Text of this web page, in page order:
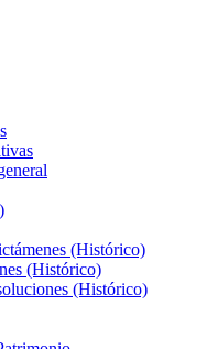
(Histórico)
(Histórico)
(Histórico)